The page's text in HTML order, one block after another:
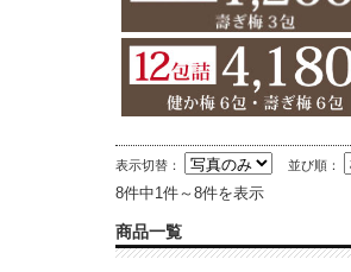
表示切替： 並び順：
8件中1件～8件を表示
商品一覧